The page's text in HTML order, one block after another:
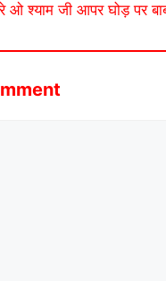
ओ श्याम जी आपर घोड़ पर